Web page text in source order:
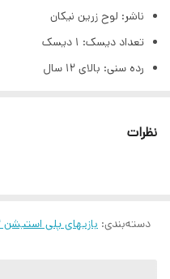
ناشر: لوح زرین نیکان
تعداد دیسک: 1 دیسک
رده سنی: بالای 12 سال
نظرات
دسته‌بندی: بازیهای پلی استیشن ۲